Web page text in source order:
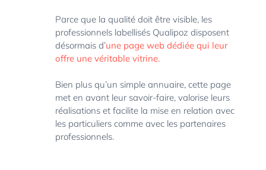
Parce que la qualité doit être visible, les
professionnels labellisés Qualipoz disposent
désormais d’une page web dédiée qui leur
offre une véritable vitrine.
Bien plus qu’un simple annuaire, cette page
met en avant leur savoir-faire, valorise leurs
réalisations et facilite la mise en relation avec
les particuliers comme avec les partenaires
professionnels.